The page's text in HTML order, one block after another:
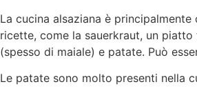
La cucina alsaziana è
ricette, come la sauerkraut, un
(spesso di maiale) e patate. Può
Le patate sono molto presenti nella